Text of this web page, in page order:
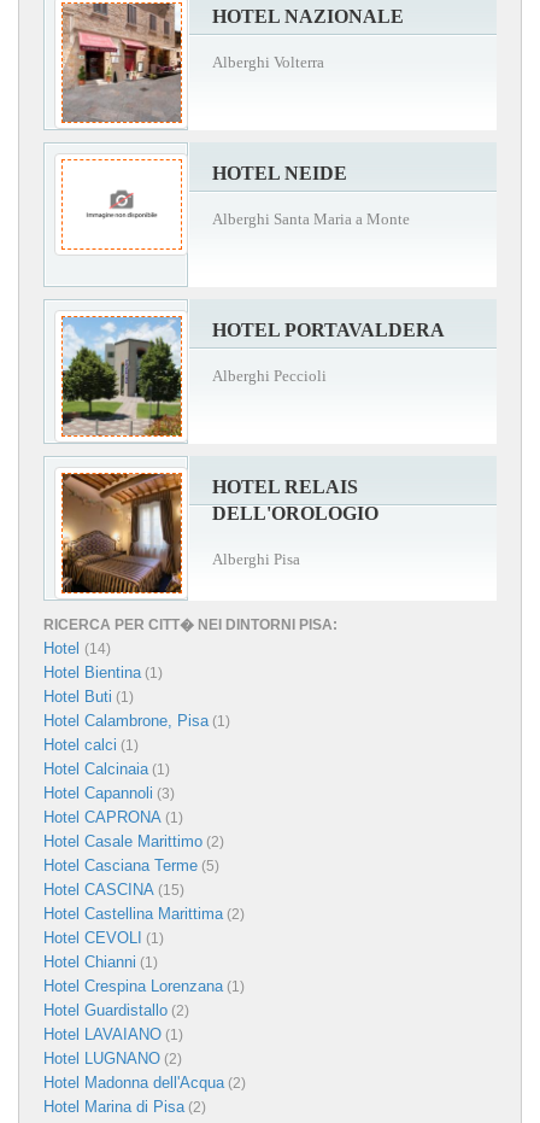
HOTEL NAZIONALE
Alberghi Volterra
HOTEL NEIDE
Alberghi Santa Maria a Monte
HOTEL PORTAVALDERA
Alberghi Peccioli
HOTEL RELAIS
DELL'OROLOGIO
Alberghi Pisa
RICERCA PER CITT� NEI DINTORNI PISA:
Hotel (14)
Hotel Bientina(1)
Hotel Buti (1)
Hotel Calambrone, Pisa(1)
Hotel calci (1)
Hotel Calcinaia(1)
Hotel Capannoli (3)
Hotel CAPRONA (1)
Hotel Casale Marittimo (2)
Hotel Casciana Terme (5)
Hotel CASCINA (15)
Hotel Castellina Marittima(2)
Hotel CEVOLI (1)
Hotel Chianni (1)
Hotel Crespina Lorenzana(1)
Hotel Guardistallo (2)
Hotel LAVAIANO (1)
Hotel LUGNANO (2)
Hotel Madonna dell'Acqua(2)
Hotel Marina di Pisa(2)